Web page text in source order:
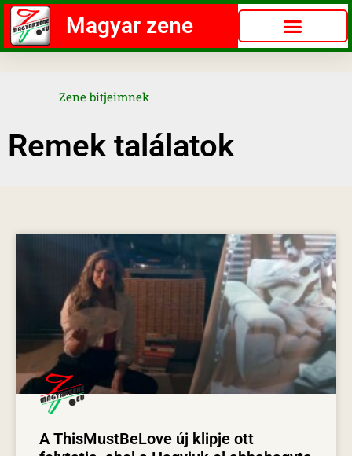
Magyar zene
Zene bitjeimnek
Remek találatok
A ThisMustBeLove új klipje ott